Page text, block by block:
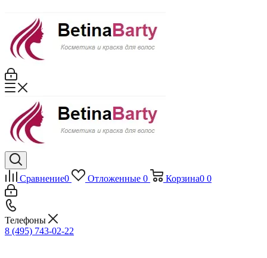
Сравнение0 Отложенные 0 Корзина0 0
Телефоны
8 (495) 743-02-22